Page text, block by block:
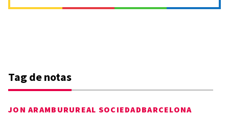
Tag de notas
JON ARAMBURUREAL SOCIEDADBARCELONA